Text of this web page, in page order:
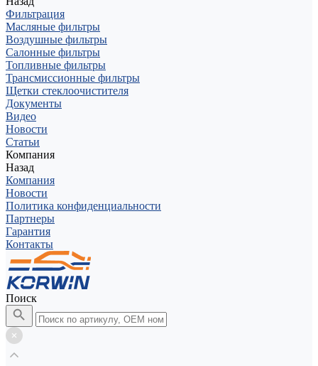
Фильтрация
Масляные фильтры
Воздушные фильтры
Салонные фильтры
Топливные фильтры
Трансмиссионные фильтры
Щетки стеклоочистителя
Документы
Видео
Новости
Статьи
Компания
Назад
Компания
Новости
Политика конфиденциальности
Партнеры
Гарантия
Контакты
Поиск